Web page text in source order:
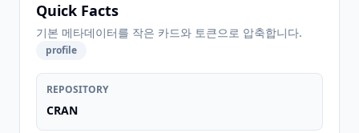
Quick Facts
기본 메타데이터를 작은 카드와 토큰으로 압축합니다.
profile
REPOSITORY
CRAN